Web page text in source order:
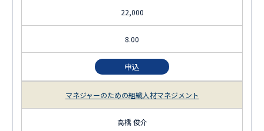
22,000
8.00
申込
マネジャーのための組織人材マネジメント
高橋 俊介